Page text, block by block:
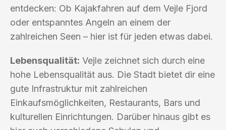
entdecken: Ob Kajakfahren auf dem Vejle Fjord
oder entspanntes Angeln an einem der
zahlreichen Seen – hier ist für jeden etwas dabei.
Lebensqualität: Vejle zeichnet sich durch eine
hohe Lebensqualität aus. Die Stadt bietet dir eine
gute Infrastruktur mit zahlreichen
Einkaufsmöglichkeiten, Restaurants, Bars und
kulturellen Einrichtungen. Darüber hinaus gibt es